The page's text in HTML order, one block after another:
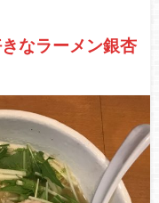
なラーメン銀杏